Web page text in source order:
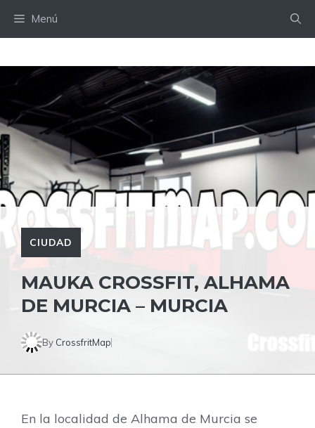
Menú
CIUDAD
MAUKA CROSSFIT, ALHAMA
DE MURCIA – MURCIA
By CrossfritMap
En la localidad de Alhama de Murcia se